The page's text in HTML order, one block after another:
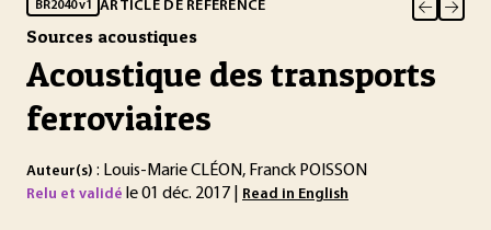
BR2040 v1 ARTICLE DE RÉFÉRENCE
Sources acoustiques
Acoustique des transports
ferroviaires
Auteur(s) : Louis-Marie CLÉON, Franck POISSON
Relu et validé le 01 déc. 2017 | Read in English